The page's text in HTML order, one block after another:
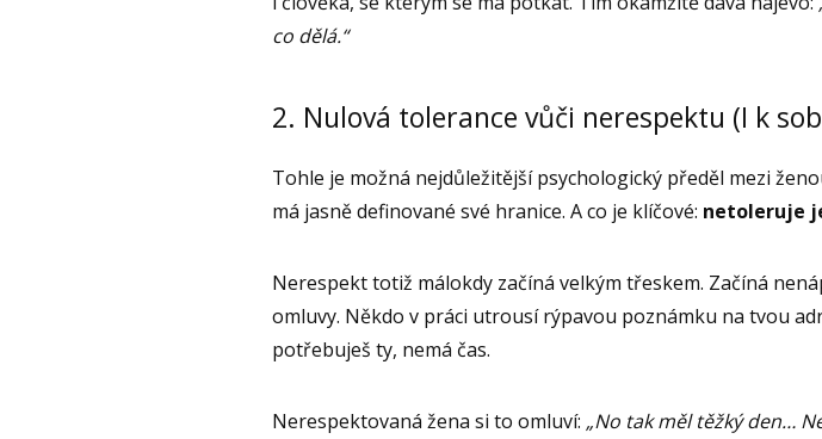
co dělá.“
2. Nulová tolerance vůči nerespektu (I k
Tohle je možná nejdůležitější psychologický předěl mezi
má jasně definované své hranice. A co je klíčové: netoleruje
Nerespekt totiž málokdy začíná velkým třeskem. Začíná
omluvy. Někdo v práci utrousí rýpavou poznámku na tvou
potřebuješ ty, nemá čas.
Nerespektovaná žena si to omluví: „No tak měl těžký den…